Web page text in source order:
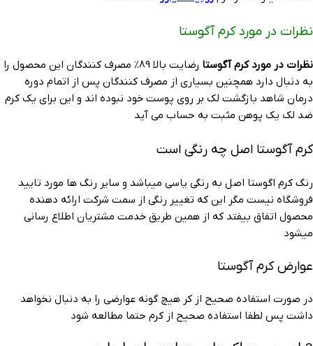
نظرات در مورد کرم آگوستا
نظرات در مورد کرم آگوستا
رضایت بالا 89% مصرف کنندگان این محصول را
به دنبال دارد همچنین بسیاری از مصرف کنندگان پس از اتمام دوره
درمان شاهد بازگشت لک بر روی پوست خود نبوده اند و این برای یک کرم
ضد لک یک پوهن مثبت به حساب می آید
کرم آگوستا اصل چه رنگی است
رنگ کرم اگوستا اصل به رنگی یاسی میباشد و سایر رنگ ها مورد تایید
فروشگاه نیست مگر این که تغییر رنگی از سمت شرکت ارائه دهنده
محصول اتفاق بیفتد که از همین طریق خدمت مشتریان اطلاع رسانی
میشود
عوارض کرم آگوستا
در صورت استفاده صحیح از کر هیچ گونه عوارضی را به دنبال نخواهد
داشت پس لطفا استفاده صحیح از کرم حتما مطالعه شود